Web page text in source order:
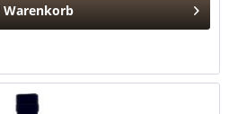
Warenkorb